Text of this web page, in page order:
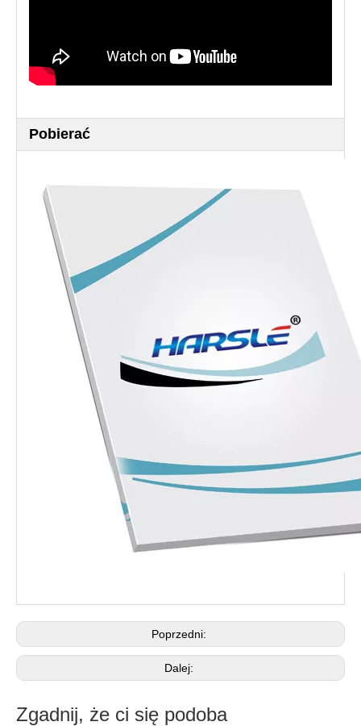
Pobierać
Poprzedni:
Dalej:
Zgadnij, że ci się podoba